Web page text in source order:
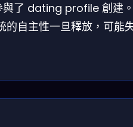
與了 dating profile 創建
自主性一旦釋放，可能